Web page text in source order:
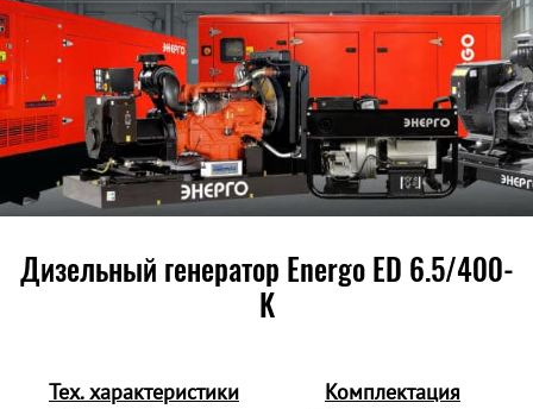
Дизельный генератор Energo ED 6.5/400-
K
Тех. характеристики
Комплектация